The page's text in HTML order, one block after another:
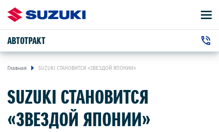
АВТОТРАКТ
24 М
Автосалон:
Сервис:
+7 (4922) 47-24-24
АВТОМОБИЛИ
ВЛАДЕЛЬЦАМ
ПРЕДЛОЖЕНИЯ
О КОМПАНИИ
Главная SUZUKI СТАНОВИТСЯ «ЗВЕЗДОЙ ЯПОНИИ»
SUZUKI СТАНОВИТСЯ
«ЗВЕЗДОЙ ЯПОНИИ»